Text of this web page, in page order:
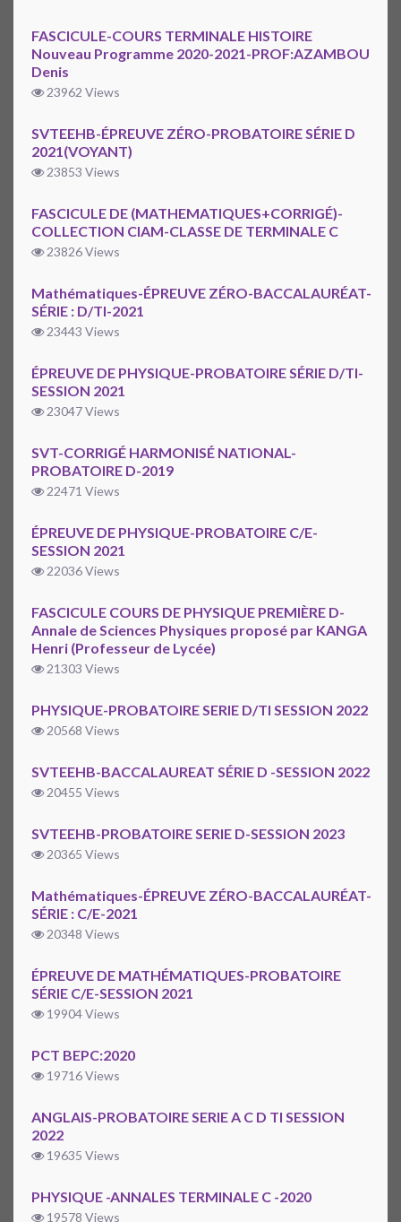
FASCICULE-COURS TERMINALE HISTOIRE
Nouveau Programme 2020-2021-PROF:AZAMBOU
Denis
23962 Views
SVTEEHB-ÉPREUVE ZÉRO-PROBATOIRE SÉRIE D
2021(VOYANT)
23853 Views
FASCICULE DE (MATHEMATIQUES+CORRIGÉ)-
COLLECTION CIAM-CLASSE DE TERMINALE C
23826 Views
Mathématiques-ÉPREUVE ZÉRO-BACCALAURÉAT-
SÉRIE : D/TI-2021
23443 Views
ÉPREUVE DE PHYSIQUE-PROBATOIRE SÉRIE D/TI-
SESSION 2021
23047 Views
SVT-CORRIGÉ HARMONISÉ NATIONAL-
PROBATOIRE D-2019
22471 Views
ÉPREUVE DE PHYSIQUE-PROBATOIRE C/E-
SESSION 2021
22036 Views
FASCICULE COURS DE PHYSIQUE PREMIÈRE D-
Annale de Sciences Physiques proposé par KANGA
Henri (Professeur de Lycée)
21303 Views
PHYSIQUE-PROBATOIRE SERIE D/TI SESSION 2022
20568 Views
SVTEEHB-BACCALAUREAT SÉRIE D -SESSION 2022
20455 Views
SVTEEHB-PROBATOIRE SERIE D-SESSION 2023
20365 Views
Mathématiques-ÉPREUVE ZÉRO-BACCALAURÉAT-
SÉRIE : C/E-2021
20348 Views
ÉPREUVE DE MATHÉMATIQUES-PROBATOIRE
SÉRIE C/E-SESSION 2021
19904 Views
PCT BEPC:2020
19716 Views
ANGLAIS-PROBATOIRE SERIE A C D TI SESSION
2022
19635 Views
PHYSIQUE -ANNALES TERMINALE C -2020
19578 Views